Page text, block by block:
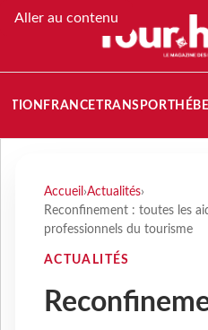
Aller au contenu
FRANCETRANSPORT
Accueil ›Actualités›
Reconfinement : toutes les
professionnels du tourisme
ACTUALITÉS